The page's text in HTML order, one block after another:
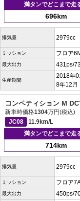
満タンでどこまで走
696km
排気量 2979cc
ミッション フロア
最大出力 431ps/
生産期間
2018年
8年12月
コンペティション M
新車時価格1304万円(税込)
JC08
11.9km/L
満タンでどこまで走
714km
排気量 2979cc
ミッション フロア
最大出力 450ps/